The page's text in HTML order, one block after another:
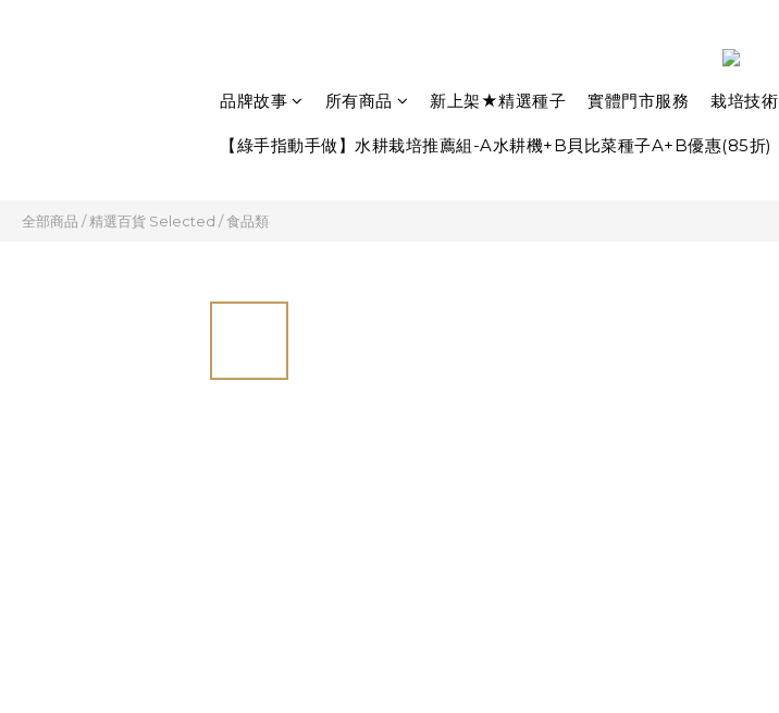
品牌故事 所有商品 新上架★精選種子 實體門市服務 栽培技術
【綠手指動手做】水耕栽培推薦組-A水耕機+B貝比菜種子A+B優惠(85折)
全部商品 /精選百貨 Selected /食品類